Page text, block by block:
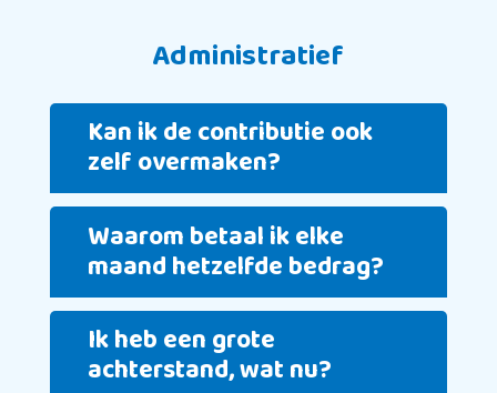
Administratief
Kan ik de contributie ook
zelf overmaken?
Waarom betaal ik elke
maand hetzelfde bedrag?
Ik heb een grote
achterstand, wat nu?